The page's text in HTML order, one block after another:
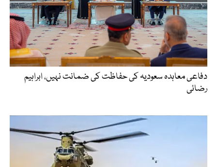
دفاعی معاہدہ سعودیہ کی حفاظت کی ضمانت نہیں، ابراہیم
رضائی